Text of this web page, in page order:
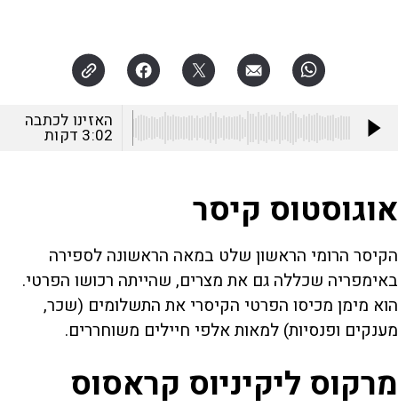
האזינו לכתבה
3:02 דקות
אוגוסטוס קיסר
הקיסר הרומי הראשון שלט במאה הראשונה לספירה
באימפריה שכללה גם את מצרים, שהייתה רכושו הפרטי.
הוא מימן מכיסו הפרטי הקיסרי את התשלומים (שכר,
מענקים ופנסיות) למאות אלפי חיילים משוחררים.
מרקוס ליקיניוס קראסוס